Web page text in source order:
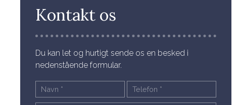
Kontakt os
Du kan let og hurtigt sende os en besked i
nedenstående formular.